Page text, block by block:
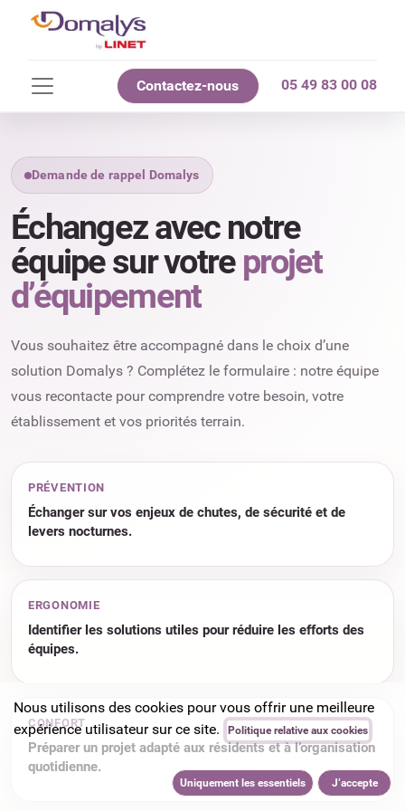
Contactez-nous 05 49 83 00 08
Demande de rappel Domalys
Échangez avec notre
équipe sur votre projet
d’équipement
Vous souhaitez être accompagné dans le choix d’une
solution Domalys ? Complétez le formulaire : notre équipe
vous recontacte pour comprendre votre besoin, votre
établissement et vos priorités terrain.
PRÉVENTION
Échanger sur vos enjeux de chutes, de sécurité et de
levers nocturnes.
ERGONOMIE
Identifier les solutions utiles pour réduire les efforts des
équipes.
CONFORT
Préparer un projet adapté aux résidents et à l’organisation
quotidienne.
Nous utilisons des cookies pour vous offrir une meilleure
expérience utilisateur sur ce site.
Politique relative aux cookies
Uniquement les essentiels J’accepte